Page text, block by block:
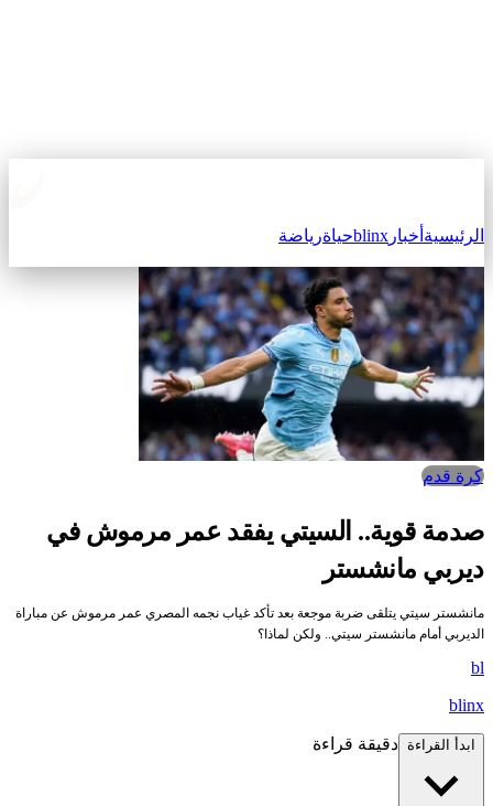
الرئيسية أخبار blinxحياةرياضة
كرة قدم
صدمة قوية.. السيتي يفقد عمر مرموش في
ديربي مانشستر
مانشستر سيتي يتلقى ضربة موجعة بعد تأكد غياب نجمه المصري عمر مرموش عن مباراة
الديربي أمام مانشستر سيتي.. ولكن لماذا؟
bl
blinx
ابدأ القراءة دقيقة قراءة